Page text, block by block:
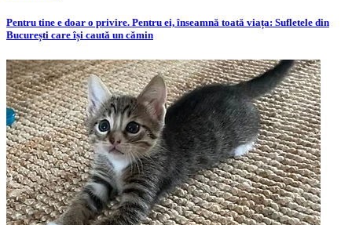
Pentru tine e doar o privire. Pentru ei, înseamnă toată viața: Sufletele din
București care își caută un cămin